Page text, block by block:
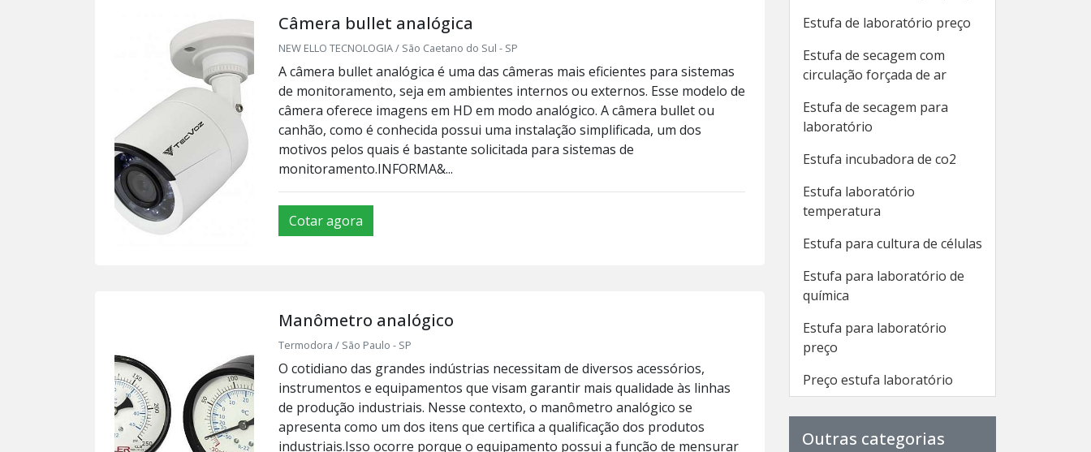
Câmera bullet analógica
NEW ELLO TECNOLOGIA / São Caetano do Sul - SP
A câmera bullet analógica é uma das câmeras mais eficientes para sistemas
de monitoramento, seja em ambientes internos ou externos. Esse modelo de
câmera oferece imagens em HD em modo analógico. A câmera bullet ou
canhão, como é conhecida possui uma instalação simplificada, um dos
motivos pelos quais é bastante solicitada para sistemas de
monitoramento.INFORMA&...
Cotar agora
Manômetro analógico
Termodora / São Paulo - SP
O cotidiano das grandes indústrias necessitam de diversos acessórios,
instrumentos e equipamentos que visam garantir mais qualidade às linhas
de produção industriais. Nesse contexto, o manômetro analógico se
apresenta como um dos itens que certifica a qualificação dos produtos
industriais.Isso ocorre porque o equipamento possui a função de mensurar
Estufa de laboratório preço
Estufa de secagem com
circulação forçada de ar
Estufa de secagem para
laboratório
Estufa incubadora de co2
Estufa laboratório
temperatura
Estufa para cultura de células
Estufa para laboratório de
química
Estufa para laboratório
preço
Preço estufa laboratório
Outras categorias